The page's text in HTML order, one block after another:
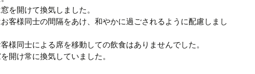
を開けて換気しました。
お客様同士の間隔をあけ、和やかに過ごされるように配慮しまし
様同士による席を移動しての飲食はありませんでした。
開け常に換気していました。